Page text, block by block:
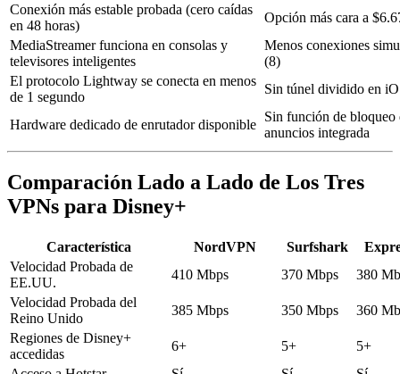
Conexión más estable probada (cero caídas
en 48 horas)
Opción más cara a
MediaStreamer funciona en consolas y
televisores inteligentes
Menos conexiones
(8)
El protocolo Lightway se conecta en menos
de 1 segundo
Sin túnel dividido en
Hardware dedicado de enrutador disponible
Sin función de bloqueo
anuncios integrada
Comparación Lado a Lado de Los Tres
VPNs para Disney+
Característica NordVPN Surfshark
Velocidad Probada de
EE.UU.
410 Mbps 370 Mbps
380
Velocidad Probada del
Reino Unido
385 Mbps 350 Mbps
360
Regiones de Disney+
accedidas
6+ 5+
5+